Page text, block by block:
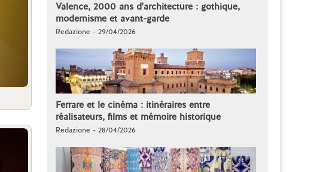
Valence, 2000 ans d'architecture : gothique,
modernisme et avant-garde
Redazione - 29/04/2026
Ferrare et le cinéma : itinéraires entre
réalisateurs, films et mémoire historique
Redazione - 28/04/2026